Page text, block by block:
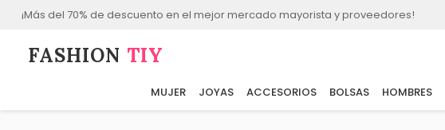
¡Más del 70% de descuento en el mejor mercado mayorista y proveedores!
FASHION⁠ TIY
MUJER JOYAS ACCESORIOS BOLSAS HOMBRES